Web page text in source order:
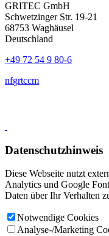
GRITEC GmbH
Schwetzinger Str. 19-21
68753 Waghäusel
Deutschland
+49 72 54 9 80-6
nfgrtccm
Datenschutzhinweis
Diese Webseite nutzt
Analytics und Google
Daten über Ihr Verhalten
Notwendige Cookies
Analyse-/Marketing